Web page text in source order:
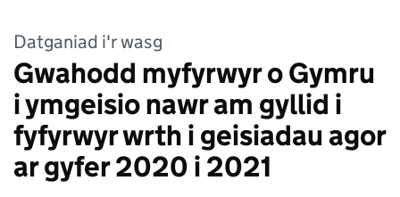
Datganiad i'r wasg
Gwahodd myfyrwyr o Gymru
i ymgeisio nawr am gyllid i
fyfyrwyr wrth i geisiadau agor
ar gyfer 2020 i 2021